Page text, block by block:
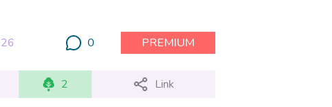
26 0 PREMIUM
2 Link